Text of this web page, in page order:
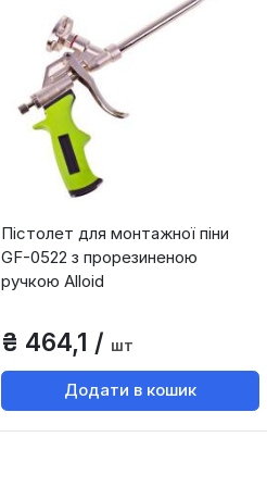
Пістолет для монтажної піни
GF-0522 з прорезиненою
ручкою Alloid
₴ 464,1 / шт
Додати в кошик